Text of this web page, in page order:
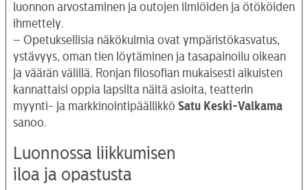
luonnon arvostaminen ja outojen ilmiöiden ja ötököiden
ihmettely.
– Opetuksellisia näkökulmia ovat ympäristökasvatus,
ystävyys, oman tien löytäminen ja tasapainoilu oikean
ja väärän välillä. Ronjan filosofian mukaisesti aikuisten
kannattaisi oppia lapsilta näitä asioita, teatterin
myynti- ja markkinointipäällikkö Satu Keski-Valkama
sanoo.
Luonnossa liikkumisen
iloa ja opastusta